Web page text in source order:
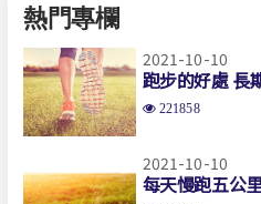
熱門專欄
2021-10-10
跑步的好處 長
221858
2021-10-10
每天慢跑五公